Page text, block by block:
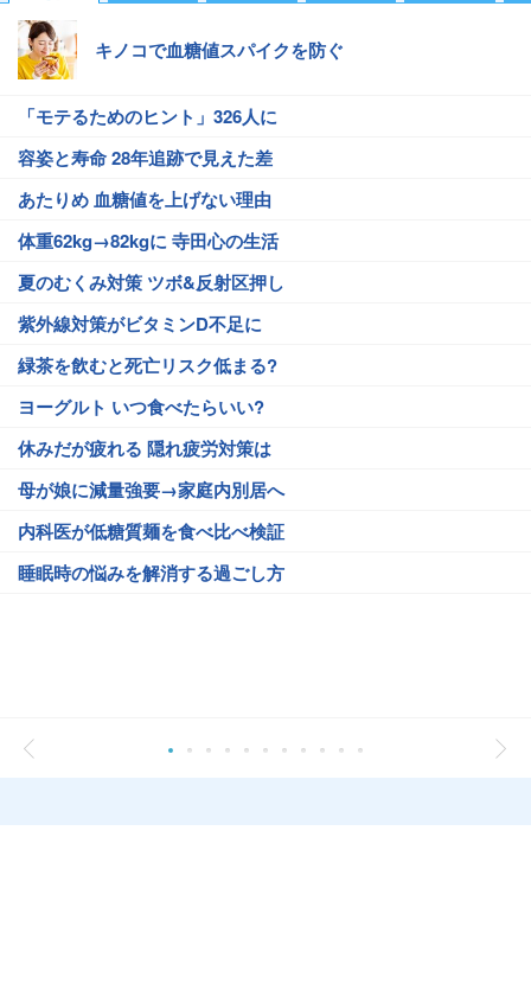
キノコで血糖値スパイクを防ぐ
「モテるためのヒント」326人に
容姿と寿命 28年追跡で見えた差
あたりめ 血糖値を上げない理由
体重62kg→82kgに 寺田心の生活
夏のむくみ対策 ツボ&反射区押し
紫外線対策がビタミンD不足に
緑茶を飲むと死亡リスク低まる?
ヨーグルト いつ食べたらいい?
休みだが疲れる 隠れ疲労対策は
母が娘に減量強要→家庭内別居へ
内科医が低糖質麺を食べ比べ検証
睡眠時の悩みを解消する過ごし方